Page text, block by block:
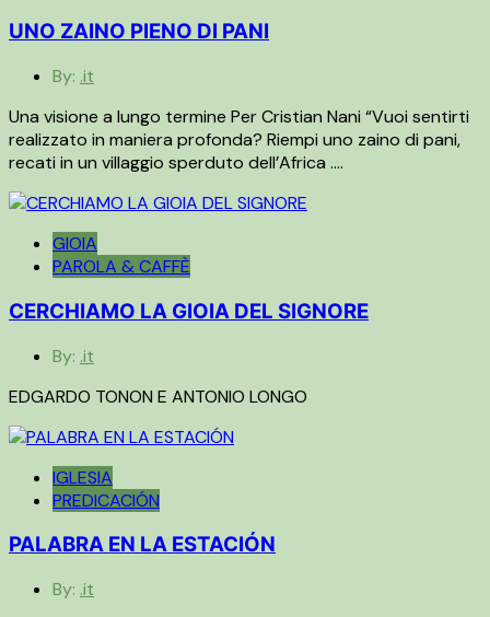
UNO ZAINO PIENO DI PANI
By: .it
Una visione a lungo termine Per Cristian Nani “Vuoi sentirti
realizzato in maniera profonda? Riempi uno zaino di pani,
recati in un villaggio sperduto dell’Africa ….
GIOIA
PAROLA & CAFFÈ
CERCHIAMO LA GIOIA DEL SIGNORE
By: .it
EDGARDO TONON E ANTONIO LONGO
IGLESIA
PREDICACIÓN
PALABRA EN LA ESTACIÓN
By: .it